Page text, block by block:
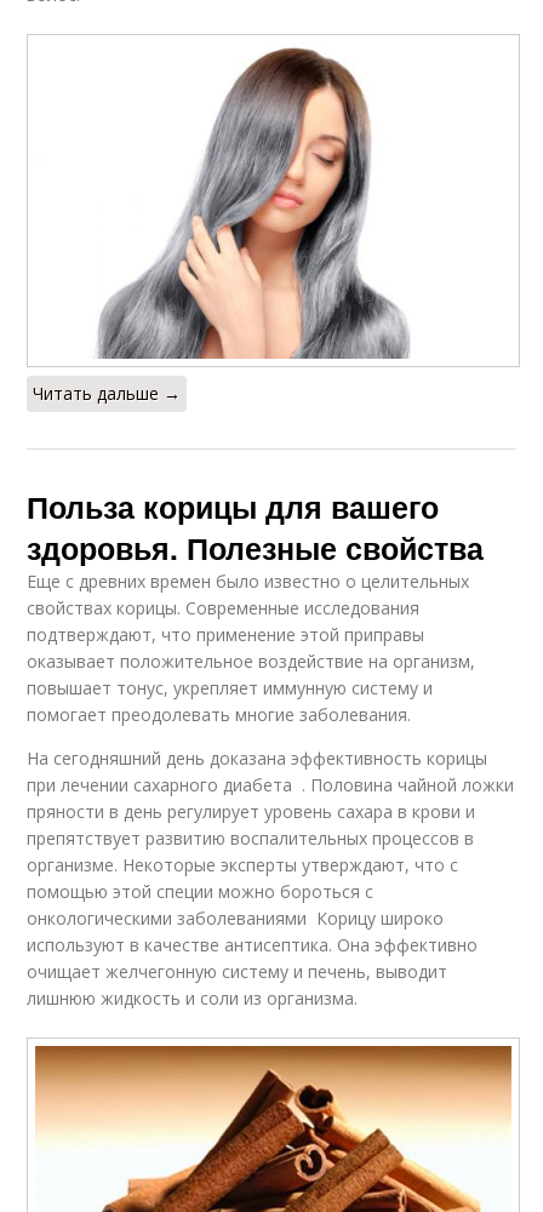
Читать дальше →
Польза корицы для вашего
здоровья. Полезные свойства
Еще с древних времен было известно о целительных
свойствах корицы. Современные исследования
подтверждают, что применение этой приправы
оказывает положительное воздействие на организм,
повышает тонус, укрепляет иммунную систему и
помогает преодолевать многие заболевания.
На сегодняшний день доказана эффективность корицы
при лечении сахарного диабета . Половина чайной ложки
пряности в день регулирует уровень сахара в крови и
препятствует развитию воспалительных процессов в
организме. Некоторые эксперты утверждают, что с
помощью этой специи можно бороться с
онкологическими заболеваниями Корицу широко
используют в качестве антисептика. Она эффективно
очищает желчегонную систему и печень, выводит
лишнюю жидкость и соли из организма.